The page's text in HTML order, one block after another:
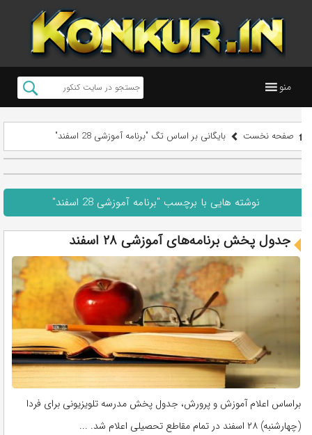
منو
صفحه نخست بایگانی بر اساس تگ "برنامه آموزشی 28 اسفند"
نوشته هایی با برچسب "برنامه آموزشی 28 اسفند"
جدول پخش برنامه‌های آموزشی ۲۸ اسفند
براساس اعلام آموزش و پرورش، جدول پخش مدرسه تلویزیونی برای فردا
(چهارشنبه) ۲۸ اسفند در تمام مقاطع تحصیلی اعلام شد. ...